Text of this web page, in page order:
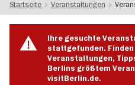
Startseite Veranstaltungen
Ihre gesuchte
stattgefunden.
Veranstaltungen,
Berlins größtem
visitBerlin.de.